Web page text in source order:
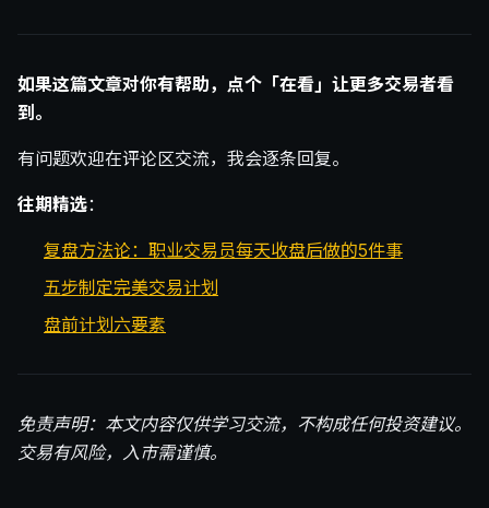
如果这篇文章对你有帮助，点个「在看」让更多交易者看
到。
有问题欢迎在评论区交流，我会逐条回复。
往期精选：
复盘方法论：职业交易员每天收盘后做的5件事
五步制定完美交易计划
盘前计划六要素
免责声明：本文内容仅供学习交流，不构成任何投资建议。
交易有风险，入市需谨慎。